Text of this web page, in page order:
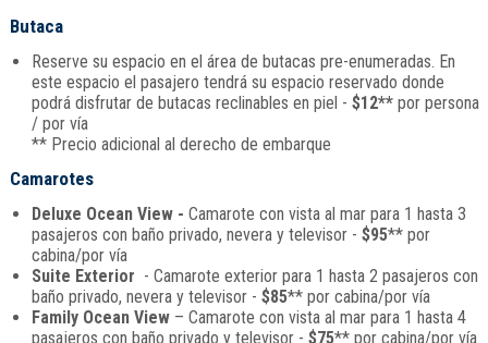
Butaca
Reserve su espacio en el área de butacas pre-enumeradas. En
este espacio el pasajero tendrá su espacio reservado donde
podrá disfrutar de butacas reclinables en piel - $12**por persona
/ por vía
** Precio adicional al derecho de embarque
Camarotes
Deluxe Ocean View - Camarote con vista al mar para 1 hasta 3
pasajeros con baño privado, nevera y televisor - $95** por
cabina/por vía
Suite Exterior - Camarote exterior para 1 hasta 2 pasajeros con
baño privado, nevera y televisor - $85** por cabina/por vía
Family Ocean View– Camarote con vista al mar para 1 hasta 4
pasajeros con baño privado y televisor - $75** por cabina/por vía